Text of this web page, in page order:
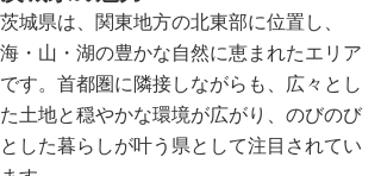
茨城県は、関東地方の北東部に位置し、
海・山・湖の豊かな自然に恵まれたエリア
です。首都圏に隣接しながらも、広々とし
た土地と穏やかな環境が広がり、のびのび
とした暮らしが叶う県として注目されてい